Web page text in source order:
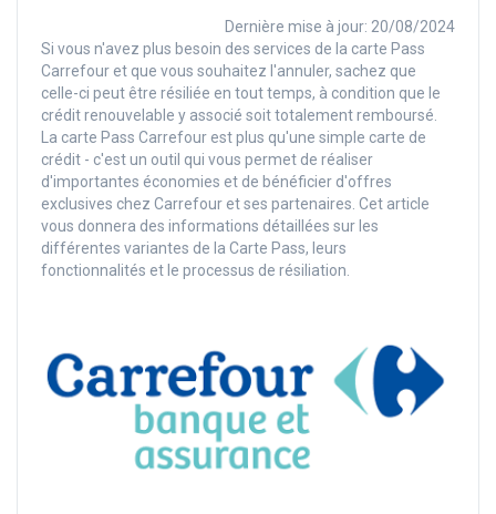
Dernière mise à jour: 20/08/2024
Si vous n'avez plus besoin des services de la carte Pass
Carrefour et que vous souhaitez l'annuler, sachez que
celle-ci peut être résiliée en tout temps, à condition que le
crédit renouvelable y associé soit totalement remboursé.
La carte Pass Carrefour est plus qu'une simple carte de
crédit - c'est un outil qui vous permet de réaliser
d'importantes économies et de bénéficier d'offres
exclusives chez Carrefour et ses partenaires. Cet article
vous donnera des informations détaillées sur les
différentes variantes de la Carte Pass, leurs
fonctionnalités et le processus de résiliation.